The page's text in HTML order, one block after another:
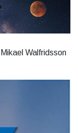
Walfridsson